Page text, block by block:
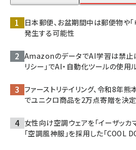
日本郵便、お盆期間中は郵便物や
発生する可能性
AmazonのデータでAI学習は禁止
リシー」でAI・自動化ツールの使
ファーストリテイリング、令和8年
でユニクロ商品を2万点寄贈を決
女性向け空調ウェアを「イーザッカ
「空調風神服」を採用した「COOL